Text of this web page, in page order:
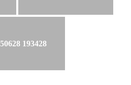
193428